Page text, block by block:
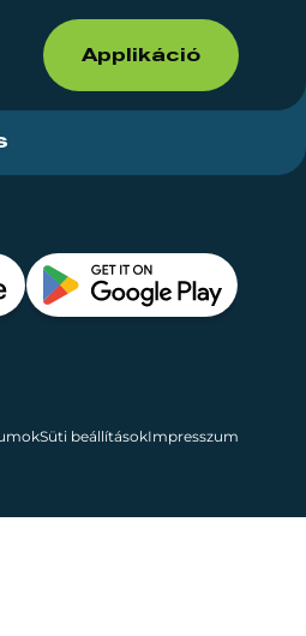
Applikáció
Süti beállításokImpresszum